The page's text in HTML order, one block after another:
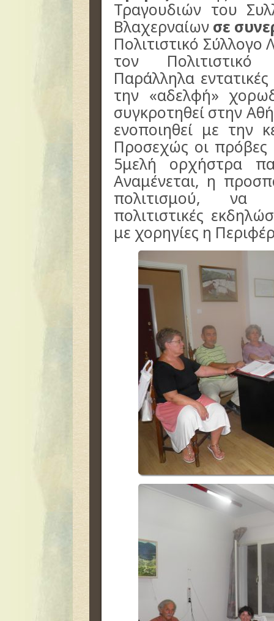
Τραγουδιών του
Βλαχερναίων σε
Πολιτιστικό Σύλλογο
τον
Παράλληλα
την «αδελφή»
συγκροτηθεί στην
ενοποιηθεί με την
Προσεχώς οι πρόβες
5μελή ορχήστρα
Αναμένεται, η
πολιτισμού, να
πολιτιστικές
με χορηγίες η